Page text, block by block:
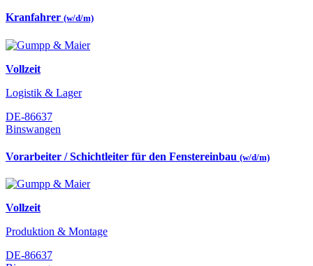
Kranfahrer (w/d/m)
Vollzeit
Logistik & Lager
DE-86637
Binswangen
Vorarbeiter / Schichtleiter für den Fenstereinbau (w/d/m)
Vollzeit
Produktion & Montage
DE-86637